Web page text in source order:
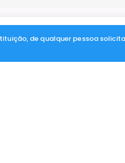
de qualquer pessoa